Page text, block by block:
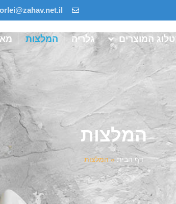
orlei@zahav.net.il
המוצרים גלריה המלצות
המלצות
דף הבית »המלצות